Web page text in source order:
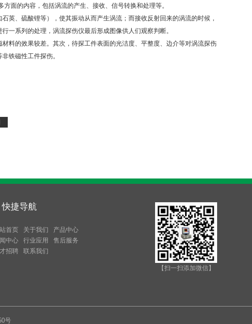
面的内容，包括涡流的产生、接收、信号转换和处理等。
英、硫酸锂等），使其振动从而产生涡流；而接收反射回来的涡流的时候，
一系列的处理，涡流探伤仪最后形成图像供人们观察判断。
料的效果较差。其次，待探工件表面的光洁度、平整度、边介等对涡流探伤
铁磁性工件探伤。
快捷导航
首页 关于我们
产品中心
中心
行业应用
售后服务
招聘
联系我们
【扫一扫添加微信】
号